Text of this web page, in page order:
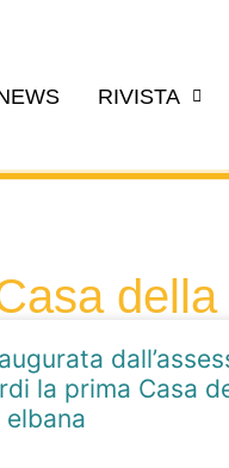
RIVISTA
la prima Casa
elbana